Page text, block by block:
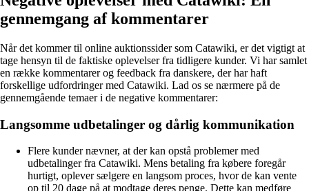
gennemgang af kommentarer
Når det kommer til online auktionssider som Catawiki, er det vigtigt at
tage hensyn til de faktiske oplevelser fra tidligere kunder. Vi har samlet
en række kommentarer og feedback fra danskere, der har haft
forskellige udfordringer med Catawiki. Lad os se nærmere på de
gennemgående temaer i de negative kommentarer:
Langsomme udbetalinger og dårlig kommunikation
Flere kunder nævner, at der kan opstå problemer med
udbetalinger fra Catawiki. Mens betaling fra købere foregår
hurtigt, oplever sælgere en langsom proces, hvor de kan vente
op til 20 dage på at modtage deres penge. Dette kan medføre